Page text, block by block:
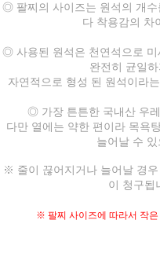
◎ 팔찌의 사이즈는 원석의 개
다 착용감의 차
◎ 사용된 원석은 천연석으로 미
완전히 균일
자연적으로 형성 된 원석이라
◎ 가장 튼튼한 국내산 우
다만 열에는 약한 편이라 목욕
늘어날 수 있
※ 줄이 끊어지거나 늘어날 경
이 청구됩
※ 팔찌 사이즈에 따라서 작은